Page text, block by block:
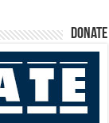
Donate